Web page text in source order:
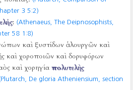
3 5:2)
: (Athenaeus, The Deipnosophists,
58 1:8)
καὶ ξυστίδων ἁλουργῶν καὶ
καὶ χοροποιῶν καὶ δορυφόρων
καὶ χορηγίαπολυτελὴς
De gloria Atheniensium, section